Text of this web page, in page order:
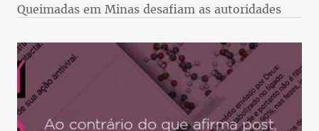
Queimadas em Minas desafiam as autoridades